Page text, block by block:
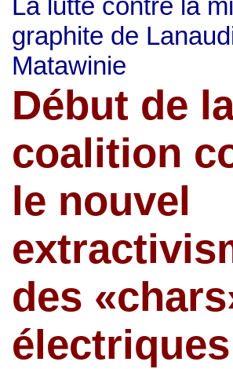
La lutte contre la
graphite de
Matawinie
Début de
coalition
le nouvel
des
électriques